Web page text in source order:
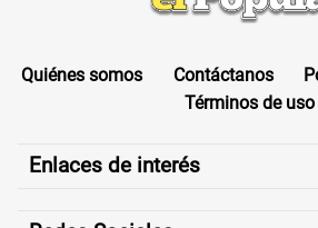
Quiénes somos Contáctanos
Términos de uso
Enlaces de interés